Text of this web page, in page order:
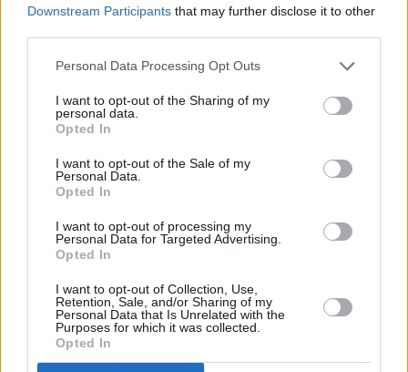
Downstream Participants that may further disclose it to other
Personal Data Processing Opt Outs
I want to opt-out of the Sharing of my
personal data.
Opted In
I want to opt-out of the Sale of my
Personal Data.
Opted In
I want to opt-out of processing my
Personal Data for Targeted Advertising.
Opted In
I want to opt-out of Collection, Use,
Retention, Sale, and/or Sharing of my
Personal Data that Is Unrelated with the
Purposes for which it was collected.
Opted In
πλαίσιο της στρατηγικής Εταιρικής Υπευθυνότητας,
Εκπαίδευσης και υλοποιεί δράσεις που δημιουργούν αξία
για το μέλλον της χώρας.